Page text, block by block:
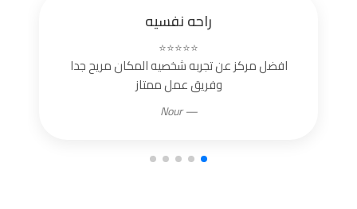
راحه نفسيه
⭐⭐⭐⭐⭐
افضل مركز عن تجربه شخصيه المكان مريح جدا
وفريق عمل ممتاز
— Nour